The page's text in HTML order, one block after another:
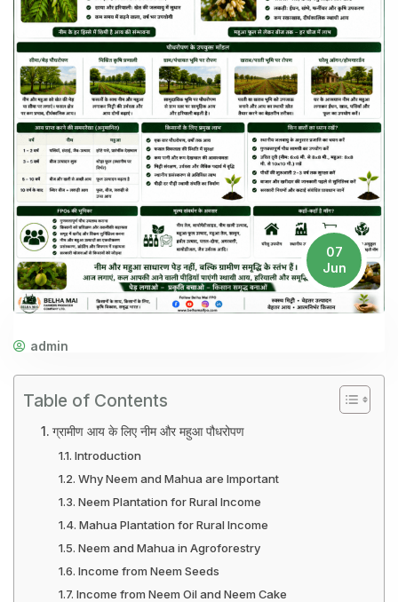
07
Jun
admin
Table of Contents
ग्रामीण आय के लिए नीम और महुआ पौधरोपण
Introduction
Why Neem and Mahua are Important
Neem Plantation for Rural Income
Mahua Plantation for Rural Income
Neem and Mahua in Agroforestry
Income from Neem Seeds
Income from Neem Oil and Neem Cake